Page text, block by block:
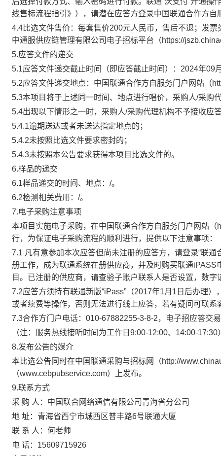
线售标流程指引》），请潜在应答方登录中国联通合作方
4.4比选文件售价： 每套售价200元人民币，售后不退；发
中通服供应链管理有限公司电子招标平台（https://
5.应答文件的递交
5.1应答文件递交截止时间（即应答截止时间）： 2024年09
5.2应答文件递交地点：中国联通合作方自服务门户网站（
5.3本项目将于上述同一时间、地点进行唱价， 采购人/采购
5.4出现以下情形之一时，采购人/采购代理机构不予接收应
5.4.1逾期送达或者未送达指定地点的；
5.4.2未按照比选文件要求密封的；
5.4.3未按照本公告要求获得本项目比选文件的。
6.样品的递交
6.1样品递交的时间、地点：/。
6.2检测相关费用：/。
7.电子采购注意事项
本项目实施电子采购，在中国联通合作方自服务门户网站（
行，为保证电子采购流程的顺利进行，提供以下注意事项：
7.1 凡有意参加本次应答但尚未注册的应答方，请登录“联
册工作，成为联通系统在册供应商，并及时购买联通
目。已注册的供应商，请查验子账户联系人是否设置，数
7.2应答方须持有联通新版“iPass”（2017年1月1日后办理
或者续费等操作，否则无法进行线上应答，若有疑问可联
7.3合作方门户电话：010-67882255-3-8-2，电子招应答交
（注：服务热线接听时间为工作日9:00-12:00、14:00-17:30
8.发布公告的媒介
本比选公告同时在中国联通采购与招标网（http://
（www.cebpubservice.com）上发布。
9.联系方式
采 购 人：中国联合网络通信有限公司青海省分公司
地 址：青海省西宁市城西区普丰路6号联通大厦
联 系 人：何老师
电 话： 15609715926